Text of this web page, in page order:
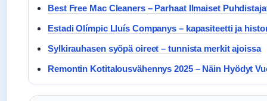
Best Free Mac Cleaners – Parhaat Ilmaiset
Estadi Olímpic Lluís Companys – kapasiteetti ja
Sylkirauhasen syöpä oireet – tunnista merkit ajoissa
Remontin Kotitalousvähennys 2025 – Näin Hyödyt